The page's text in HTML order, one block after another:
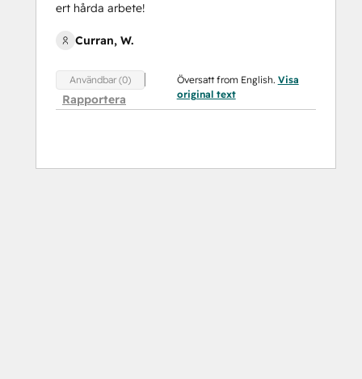
ert hårda arbete!
Curran, W.
Användbar (0)
Rapportera
Översatt from English. Visa
original text